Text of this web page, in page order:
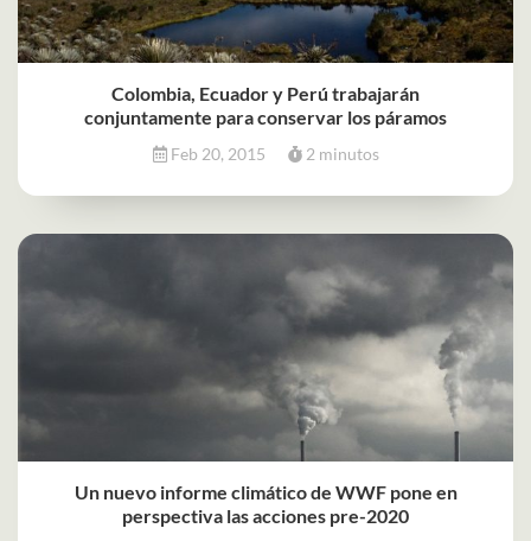
Colombia, Ecuador y Perú trabajarán
conjuntamente para conservar los páramos
Feb 20, 2015 2 minutos
Un nuevo informe climático de WWF pone en
perspectiva las acciones pre-2020